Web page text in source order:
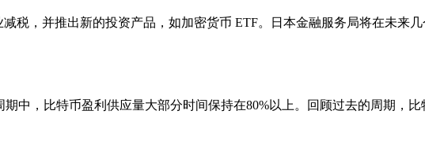
税，并推出新的投资产品，如加密货币 ETF。日本金融服务局将在未来
期中，比特币盈利供应量大部分时间保持在80%以上。回顾过去的周期，